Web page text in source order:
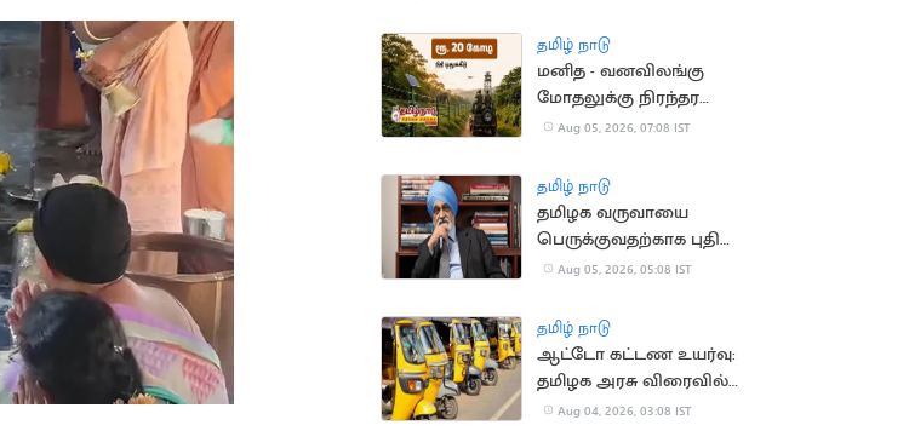
தமிழ் நாடு
மனித - வனவிலங்கு
மோதலுக்கு நிரந்தர
தீர்வு - நிதியமைச்சர்
Aug 05, 2026, 07:08 IST
தமிழ் நாடு
தமிழக வருவாயை
பெருக்குவதற்காக புதிய
குழு அமைப்பு
Aug 05, 2026, 05:08 IST
தமிழ் நாடு
ஆட்டோ கட்டண உயர்வு:
தமிழக அரசு விரைவில்
அறிவிப்பு?
Aug 04, 2026, 03:08 IST